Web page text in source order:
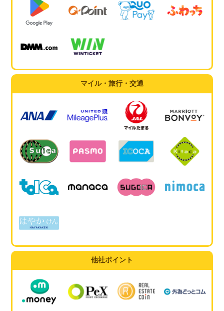
マイル・旅行・交通
他社ポイント